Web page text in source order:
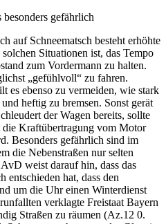
gefährlich
auf Schneematsch besteht erhöhte
Situationen ist, das Tempo
zum Vordermann zu halten.
„gefühlvoll“ zu fahren.
es ebenso zu vermeiden, wie stark
heftig zu bremsen. Sonst gerät
der Wagen bereits, sollte
Kraftübertragung vom Motor
Besonders gefährlich sind im
die Nebenstraßen nur selten
weist darauf hin, dass das
entschieden hat, dass den
um die Uhr einen Winterdienst
verklagte Freistaat Bayern
Straßen zu räumen (Az.12 0.